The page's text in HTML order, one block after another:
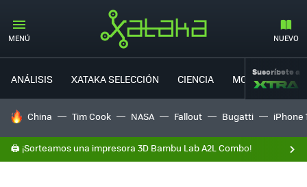
MENÚ NUEVO
ANÁLISIS XATAKA SELECCIÓN CIENCIA MOVILIDAD
Suscríbete a
HOY SE HABLA DE
China Tim Cook NASA Fallout Bugatti iPhone
🖨️ ¡Sorteamos una impresora 3D Bambu Lab A2L Combo!